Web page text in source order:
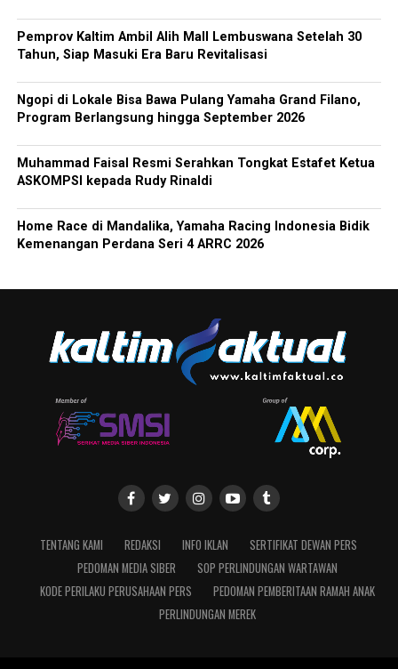
Pemprov Kaltim Ambil Alih Mall Lembuswana Setelah 30
Tahun, Siap Masuki Era Baru Revitalisasi
Ngopi di Lokale Bisa Bawa Pulang Yamaha Grand Filano,
Program Berlangsung hingga September 2026
Muhammad Faisal Resmi Serahkan Tongkat Estafet Ketua
ASKOMPSI kepada Rudy Rinaldi
Home Race di Mandalika, Yamaha Racing Indonesia Bidik
Kemenangan Perdana Seri 4 ARRC 2026
TENTANG KAMI REDAKSI INFO IKLAN
SERTIFIKAT DEWAN PERS
PEDOMAN MEDIA SIBER
SOP PERLINDUNGAN WARTAWAN
KODE PERILAKU PERUSAHAAN PERS
PEDOMAN PEMBERITAAN RAMAH ANAK
PERLINDUNGAN MEREK